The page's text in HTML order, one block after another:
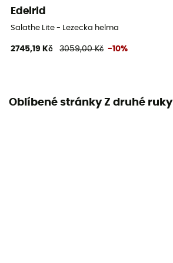
Edelrid
Salathe Lite - Lezecka helma
2745,19 Kč 3059,00 Kč -10%
Oblíbené stránky Z druhé ruky